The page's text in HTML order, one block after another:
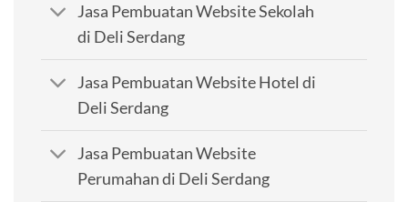
Jasa Pembuatan Website Sekolah
di Deli Serdang
Jasa Pembuatan Website Hotel di
Deli Serdang
Jasa Pembuatan Website
Perumahan di Deli Serdang